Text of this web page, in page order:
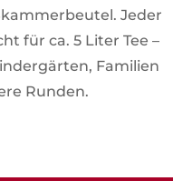
Jeder
für ca. 5 Liter Tee –
Familien
Runden.